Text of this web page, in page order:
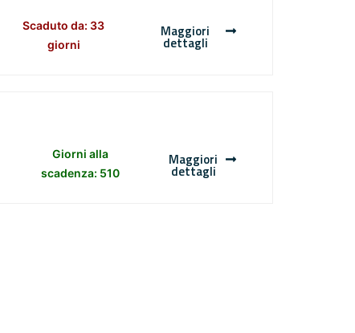
Scaduto da: 33
giorni
Maggiori
dettagli
Giorni alla
scadenza: 510
Maggiori
dettagli